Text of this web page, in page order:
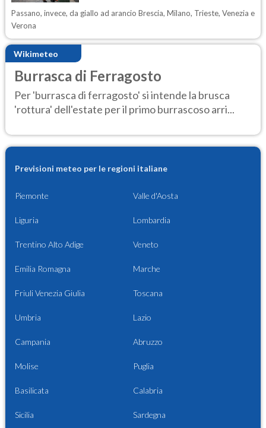
Passano, invece, da giallo ad arancio Brescia, Milano, Trieste, Venezia e
Verona
Wikimeteo
Burrasca di Ferragosto
Per 'burrasca di ferragosto' si intende la brusca
'rottura' dell'estate per il primo burrascoso arri...
Previsioni meteo per le regioni italiane
Piemonte Valle d'Aosta
Liguria Lombardia
Trentino Alto Adige Veneto
Emilia Romagna Marche
Friuli Venezia Giulia Toscana
Umbria Lazio
Campania Abruzzo
Molise Puglia
Basilicata Calabria
Sicilia Sardegna